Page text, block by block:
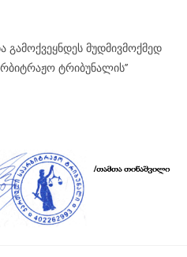
გამოქვეყნდეს მუდმივმოქმედ
ტრიბუნალის’’